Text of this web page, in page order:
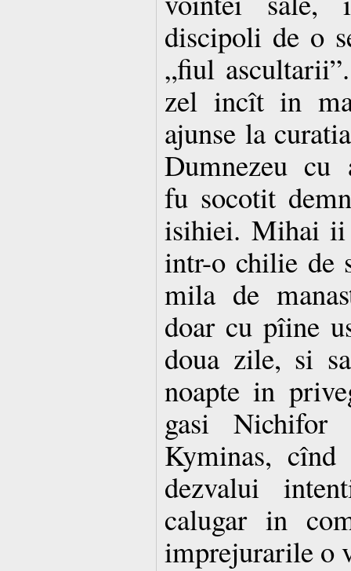
discipoli de o
„fiul
zel incît in
ajunse la
Dumnezeu cu
fu socotit
isihiei. Mihai ii
intr-o chilie de
mila de
doar cu pîine
doua zile, si
noapte in
gasi
Kyminas,
dezvalui
calugar in
imprejurarile o